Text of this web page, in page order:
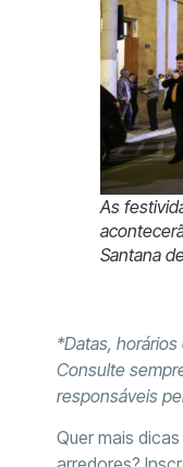
As
Santana
*Datas,
Consulte
responsáveis
Quer mais